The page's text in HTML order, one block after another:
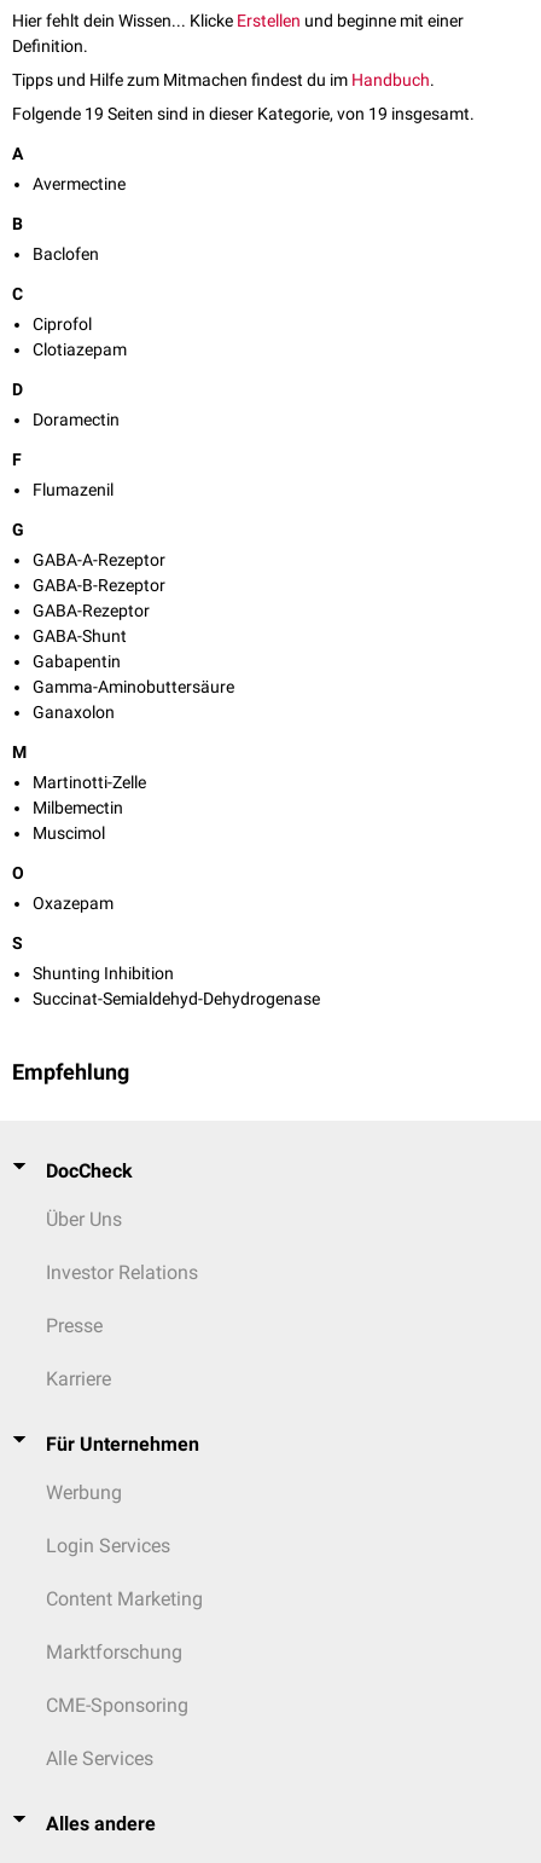
Hier fehlt dein Wissen... Klicke Erstellen und beginne mit einer
Definition.
Tipps und Hilfe zum Mitmachen findest du im Handbuch.
Folgende 19 Seiten sind in dieser Kategorie, von 19 insgesamt.
A
Avermectine
B
Baclofen
C
Ciprofol
Clotiazepam
D
Doramectin
F
Flumazenil
G
GABA-A-Rezeptor
GABA-B-Rezeptor
GABA-Rezeptor
GABA-Shunt
Gabapentin
Gamma-Aminobuttersäure
Ganaxolon
M
Martinotti-Zelle
Milbemectin
Muscimol
O
Oxazepam
S
Shunting Inhibition
Succinat-Semialdehyd-Dehydrogenase
Empfehlung
DocCheck
Über Uns
Investor Relations
Presse
Karriere
Für Unternehmen
Werbung
Login Services
Content Marketing
Marktforschung
CME-Sponsoring
Alle Services
Alles andere